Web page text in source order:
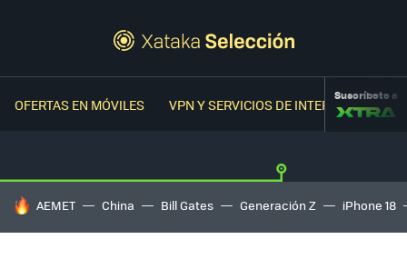
OFERTAS EN MÓVILES VPN Y SERVICIOS DE INTERNETSuscríbete a
HOY SE HABLA DE
AEMET China Bill Gates Generación Z iPhone 18